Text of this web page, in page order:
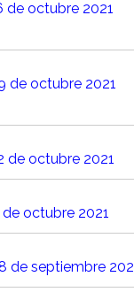
de octubre 2021
de octubre 2021
de octubre 2021
octubre 2021
de septiembre